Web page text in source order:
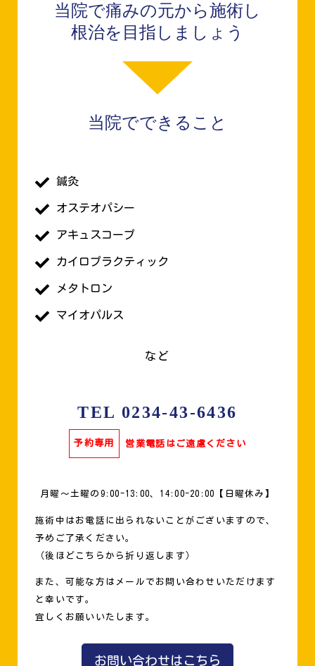
当院で痛みの元から施術し
根治を目指しましょう
当院でできること
鍼灸
オステオパシー
アキュスコープ
カイロプラクティック
メタトロン
マイオパルス
など
TEL 0234-43-6436
予約専用 営業電話はご遠慮ください
月曜〜土曜の9:00-13:00、14:00-20:00【日曜休み】
施術中はお電話に出られないことがございますので、
予めご了承ください。
（後ほどこちらから折り返します）
また、可能な方はメールでお問い合わせいただけます
と幸いです。
宜しくお願いいたします。
お問い合わせはこちら